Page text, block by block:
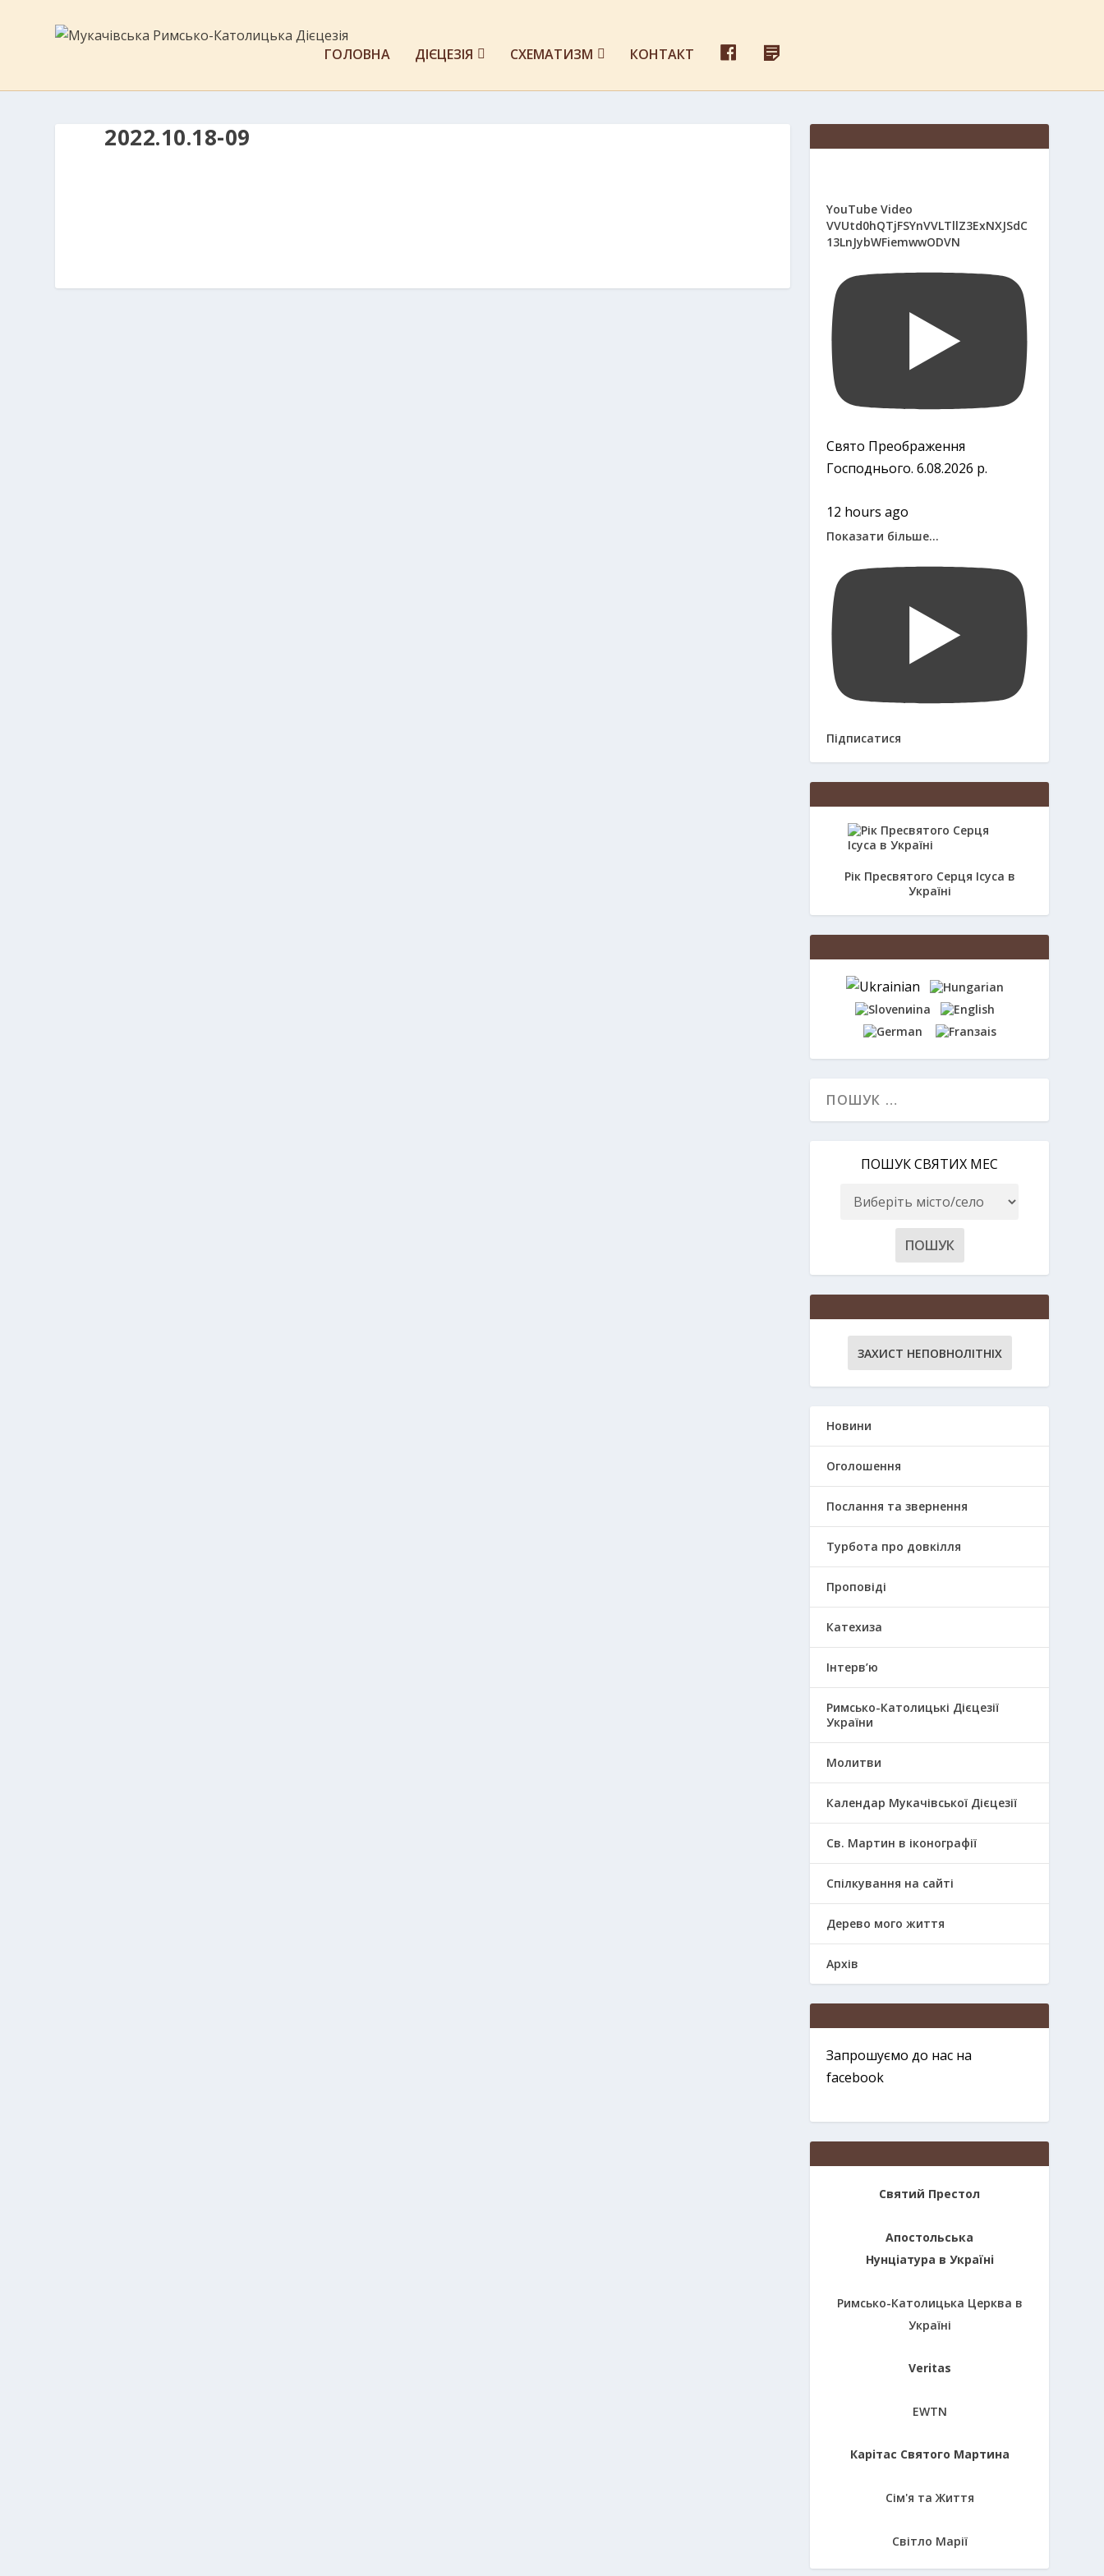
ГОЛОВНА ДІЄЦЕЗІЯ СХЕМАТИЗМ КОНТАКТ
E
Д
С
2022.10.18-09
YouTube Video
VVUtd0hQTjFSYnVVLTllZ3ExNXJSdC
13LnJybWFiemwwODVN
Свято Преображення
Господнього. 6.08.2026 р.
12 hours ago
Показати більше...
Підписатися
Рік Пресвятого Серця Ісуса в
Україні
ПОШУК СВЯТИХ МЕС
ЗАХИСТ НЕПОВНОЛІТНІХ
Новини
Оголошення
Послання та звернення
Турбота про довкілля
Проповіді
Катехиза
Інтерв’ю
Римсько-Католицькі Дієцезії
України
Молитви
Календар Мукачівської Дієцезії
Св. Мартин в іконографії
Спілкування на сайті
Дерево мого життя
Архів
Запрошуємо до нас на
facebook
Святий Престол
Апостольська
Нунціатура в Україні
Римсько-Католицька Церква в
Україні
Veritas
EWTN
Карітас Святого Мартина
Сім'я та Життя
Світло Марії